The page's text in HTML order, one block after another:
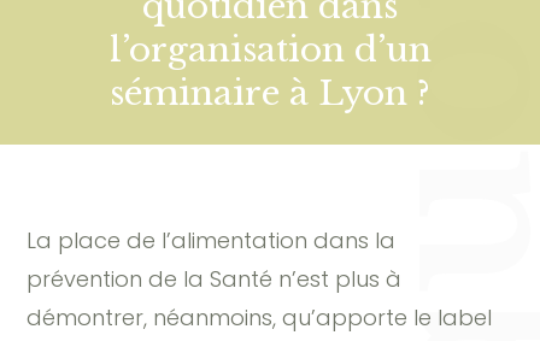
l’organisation d’un
séminaire à Lyon ?
La place de l’alimentation dans la
prévention de la Santé n’est plus à
démontrer, néanmoins, qu’apporte le label